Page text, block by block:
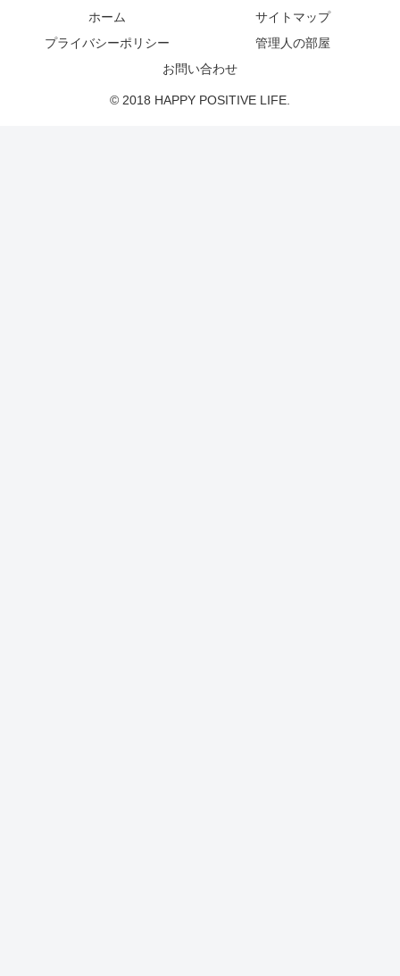
ホーム
サイトマップ
プライバシーポリシー
管理人の部屋
お問い合わせ
© 2018 HAPPY POSITIVE LIFE.